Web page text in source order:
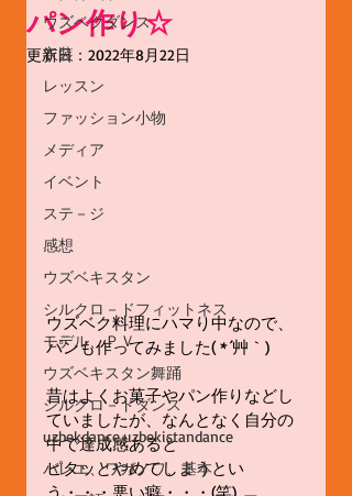
ウズベクダンス
衣装
レッスン
ファッション小物
メディア
イベント
ステ－ジ
感想
ウズベキスタン
シルクロ－ドフィットネス
モデル、ＰＶ
ウズベキスタン舞踊
シルクロ－ドダンス
uzbekdance,uzbekistandance
バレエ、ワガノワ、基本
パン作り☆
更新日： 2022年8月22日
ウズベク料理にハマり中なので、
パンも作ってみました( *´艸｀)
昔はよくお菓子やパン作りなどし
ていましたが、なんとなく自分の
中で達成感あると
ピタッとやめてしまうとい